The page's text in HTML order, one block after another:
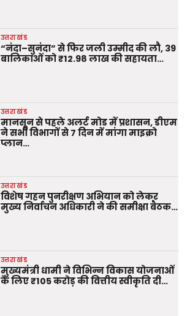
उत्तराखंड
“नंदा–सुनंदा” से फिर जली उम्मीद की लौ, 39
बालिकाओं को ₹12.98 लाख की सहायता…
उत्तराखंड
मानसून से पहले अलर्ट मोड में प्रशासन, डीएम
ने सभी विभागों से 7 दिन में मांगा माइक्रो
प्लान…
उत्तराखंड
विशेष गहन पुनरीक्षण अभियान को लेकर
मुख्य निर्वाचन अधिकारी ने की समीक्षा बैठक…
उत्तराखंड
मुख्यमंत्री धामी ने विभिन्न विकास योजनाओं
के लिए ₹105 करोड़ की वित्तीय स्वीकृति दी…